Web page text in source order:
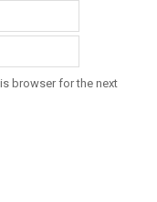
browser for the next